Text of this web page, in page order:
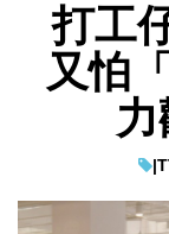
Facebook
科技焦點
教學評測
打工
又怕
|